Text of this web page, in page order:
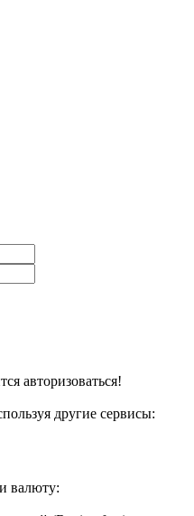
авторизоваться!
другие сервисы:
валюту: